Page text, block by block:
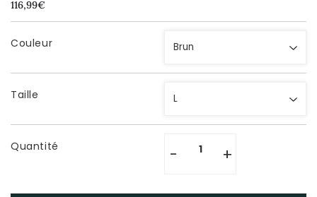
116,99€
Unit
price
Couleur
Taille
Quantité - +